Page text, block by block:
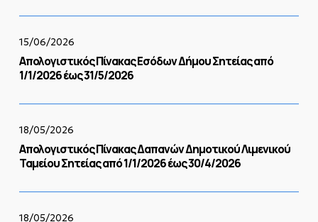
1/1/2026
έως
31/5/2026
Πίνακας
Εσόδων
Δήμου
Σητείας
1/1/2026
έως
31/5/2026
15/06/2026
Απολογιστικός Πίνακας Εσόδων Δήμου Σητείας από
1/1/2026 έως 31/5/2026
Πίνακας
Δαπανών
Δημοτικού
Λιμενικού
Σητείας
από
18/05/2026
Απολογιστικός Πίνακας Δαπανών Δημοτικού Λιμενικού
Ταμείου Σητείας από 1/1/2026 έως 30/4/2026
Πίνακας
18/05/2026